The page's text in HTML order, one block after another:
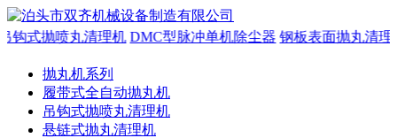
钩式抛喷丸清理机 DMC型脉冲单机除尘器 钢板表面抛丸清理
抛丸机系列
履带式全自动抛丸机
吊钩式抛喷丸清理机
悬链式抛丸清理机